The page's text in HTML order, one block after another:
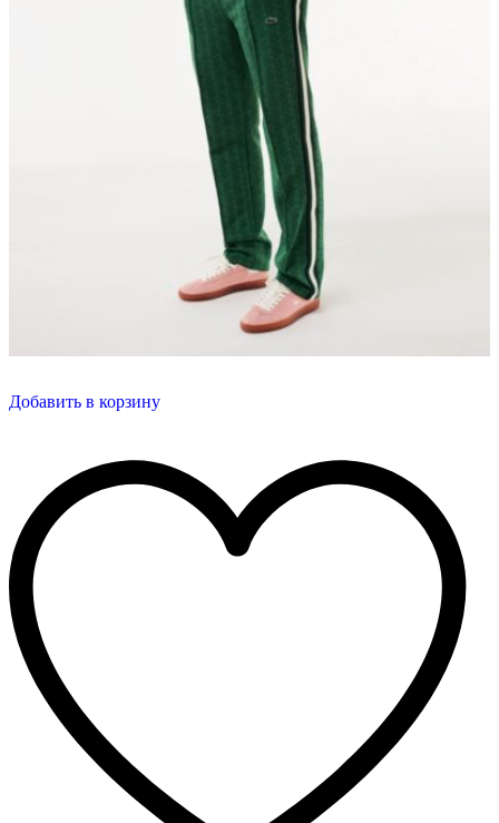
Добавить в корзину